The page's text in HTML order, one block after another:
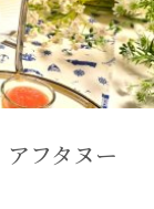
フタヌー